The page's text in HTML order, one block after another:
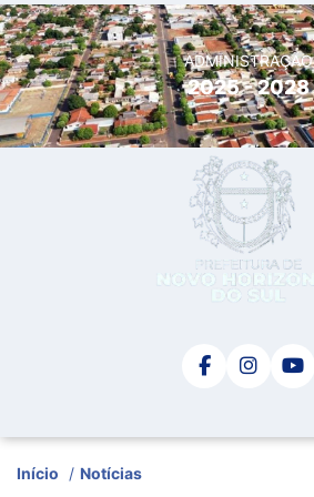
ADMINISTRAÇÃO
2025 - 2028
Início / Notícias